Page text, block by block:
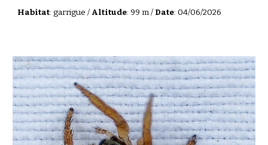
Habitat: garrigue / Altitude: 99 m / Date: 04/06/2026